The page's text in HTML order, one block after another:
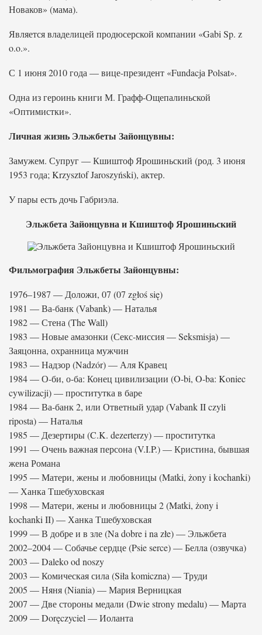
Новаков» (мама).
Является владелицей продюсерской компании «Gabi Sp. z
o.o.».
С 1 июня 2010 года — вице-президент «Fundacjа Polsat».
Одна из героинь книги М. Графф-Ощепалиньской
«Оптимистки».
Личная жизнь Эльжбеты Зайонцувны:
Замужем. Супруг — Кшиштоф Ярошиньский (род. 3 июня
1953 года; Krzysztof Jaroszyński), актер.
У пары есть дочь Габриэла.
Эльжбета Зайонцувна и Кшиштоф Ярошиньский
Фильмография Эльжбеты Зайонцувны:
1976–1987 — Доложи, 07 (07 zgłoś się)
1981 — Ва-банк (Vabank) — Наталья
1982 — Стена (The Wall)
1983 — Новые амазонки (Секс-миссия — Seksmisja) —
Заяцонна, охранница мужчин
1983 — Надзор (Nadzór) — Аля Кравец
1984 — О-би, о-ба: Конец цивилизации (O-bi, O-ba: Koniec
cywilizacji) — проститутка в баре
1984 — Ва-банк 2, или Ответный удар (Vabank II czyli
riposta) — Наталья
1985 — Дезертиры (C.K. dezerterzy) — проститутка
1991 — Очень важная персона (V.I.P.) — Кристина, бывшая
жена Романа
1995 — Матери, жены и любовницы (Matki, żony i kochanki)
— Ханка Тшебуховская
1998 — Матери, жены и любовницы 2 (Matki, żony i
kochanki II) — Ханка Тшебуховская
1999 — В добре и в зле (Na dobre i na złe) — Эльжбета
2002–2004 — Собачье сердце (Psie serce) — Беллa (озвучка)
2003 — Daleko od noszy
2003 — Комическая сила (Siła komiczna) — Труди
2005 — Няня (Niania) — Мария Верницкая
2007 — Две стороны медали (Dwie strony medalu) — Марта
2009 — Doręczyciel — Иоланта